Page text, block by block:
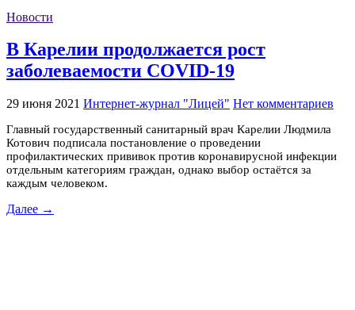
Новости
В Карелии продолжается рост
заболеваемости COVID-19
29 июня 2021 Интернет-журнал "Лицей" Нет комментариев
Главный государственный санитарный врач Карелии Людмила
Котович подписала постановление о проведении
профилактических прививок против коронавирусной инфекции
отдельным категориям граждан, однако выбор остаётся за
каждым человеком.
Далее →